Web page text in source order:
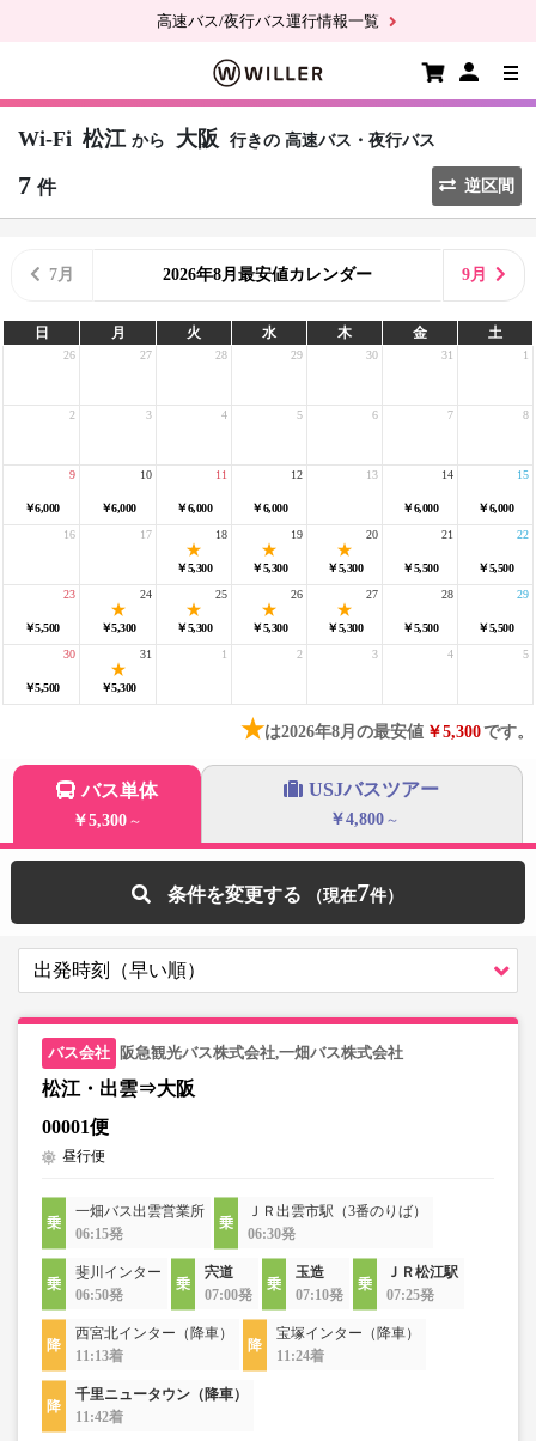
高速バス/夜行バス運行情報一覧
Wi-Fi 松江 から 大阪 行きの 高速バス・夜行バス
7 件 逆区間
7月 2026年8月最安値カレンダー 9月
日 月 火 水 木 金 土
26 27 28 29 30 31 1
2 3 4 5 6 7 8
￥6,000
9
￥6,000
10
￥6,000
11
￥6,000
12 13
￥6,000
14
￥6,000
15
16 17
￥5,300
18
￥5,300
19
￥5,300
20
￥5,500
21
￥5,500
22
￥5,500
23
￥5,300
24
￥5,300
25
￥5,300
26
￥5,300
27
￥5,500
28
￥5,500
29
￥5,500
30
￥5,300
31 1 2 3 4 5
★は2026年8月の最安値 ￥5,300です。
バス単体
￥5,300 ～
USJバスツアー
￥4,800 ～
条件を変更する 7
阪急観光バス株式会社,一畑バス株式会社
松江・出雲⇒大阪
00001便
昼行便
一畑バス出雲営業所
06:15発
ＪＲ出雲市駅（3番のりば）
06:30発
斐川インター
06:50発
宍道
07:00発
玉造
07:10発
ＪＲ松江駅
07:25発
西宮北インター（降車）
11:13着
宝塚インター（降車）
11:24着
千里ニュータウン（降車）
11:42着